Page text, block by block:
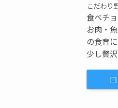
こだわり
食べチ
お肉・
の食育
少し贅